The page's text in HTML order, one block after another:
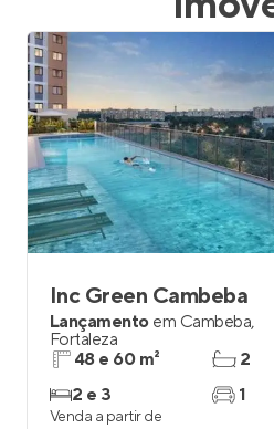
Inc Green Cambeba
Lançamento em Cambeba,
Fortaleza
48 e 60 m²
2 e 3
2
1
Venda a partir de